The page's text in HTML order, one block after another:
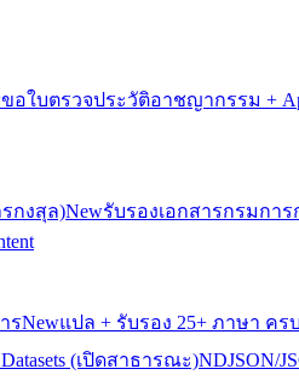
ขอใบตรวจประวัติอาชญากรรม +
กงสุล)Newรับรองเอกสารกรมกา
รNewแปล + รับรอง 25+ ภาษา คร
(เปิดสาธารณะ)NDJSON/